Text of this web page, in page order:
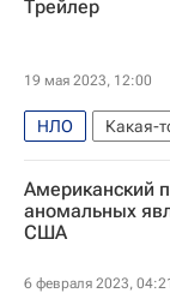
Трейлер
19 мая 2023, 12:00
НЛО Какая-
Калининград
Ведьма
Американский
аномальных
США
6 февраля 2023,